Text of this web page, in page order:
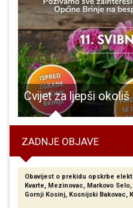
ZADNJE OBJAVE
Obavijest o prekidu opskrbe
Kvarte, Mezinovac, Markovo
Gornji Kosinj, Kosnijski Bakovac,